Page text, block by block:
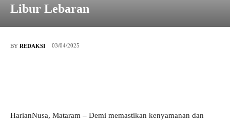
Libur Lebaran
BY REDAKSI 03/04/2025
HarianNusa, Mataram – Demi memastikan kenyamanan dan